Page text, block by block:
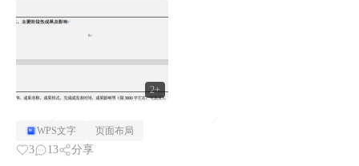
2+
WPS文字 页面布局
3 13 分享